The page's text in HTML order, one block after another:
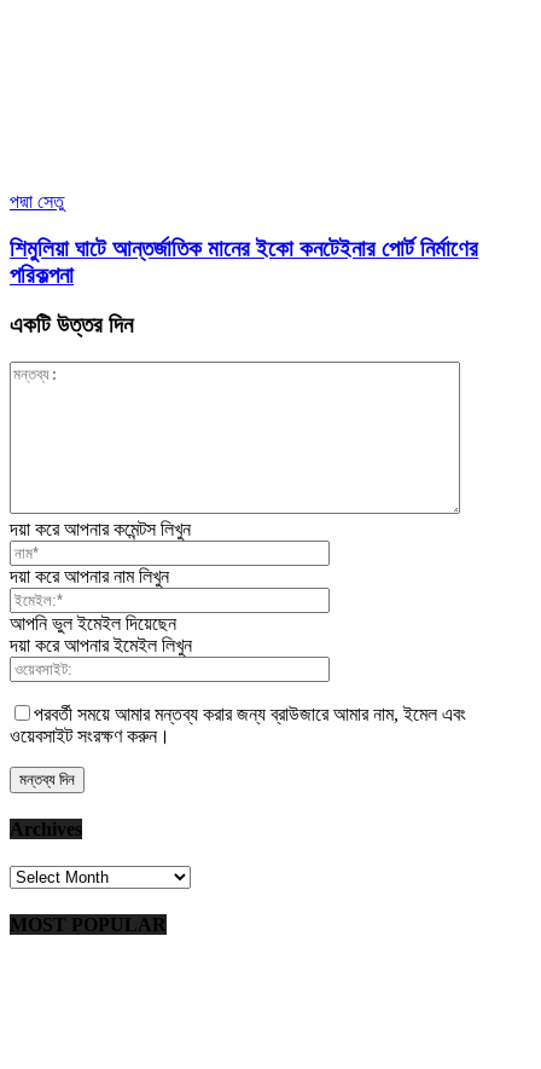
পদ্মা সেতু
শিমুলিয়া ঘাটে আন্তর্জাতিক মানের ইকো কনটেইনার পোর্ট নির্মাণের
পরিকল্পনা
একটি উত্তর দিন
দয়া করে আপনার কমেন্টস লিখুন
দয়া করে আপনার নাম লিখুন
আপনি ভুল ইমেইল দিয়েছেন
দয়া করে আপনার ইমেইল লিখুন
পরবর্তী সময়ে আমার মন্তব্য করার জন্য ব্রাউজারে আমার নাম, ইমেল এবং
ওয়েবসাইট সংরক্ষণ করুন।
Archives
Archives
MOST POPULAR